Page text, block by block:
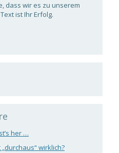
dass wir es zu unserem
ist Ihr Erfolg.
her …
wirklich?